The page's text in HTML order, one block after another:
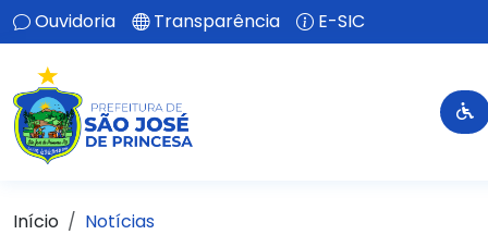
Ouvidoria Transparência E-SIC
Início Notícias